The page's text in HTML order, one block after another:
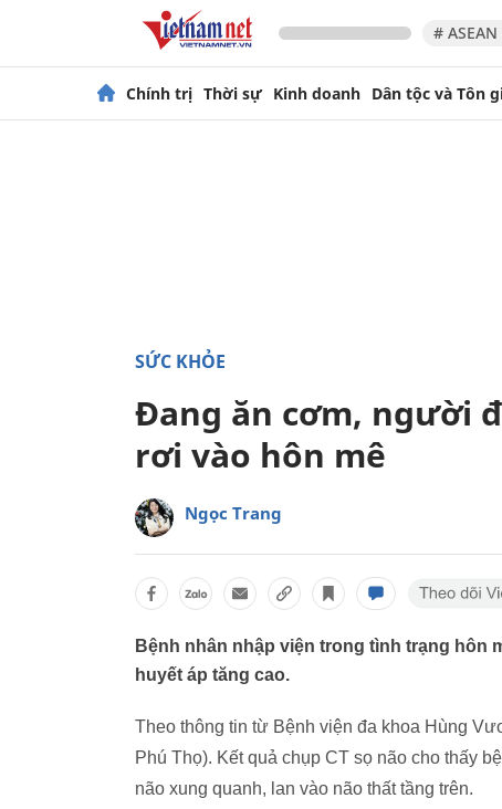
#
Chính trị Thời sự Kinh doanh Dân tộc và Tôn
SỨC KHỎE
Đang ăn cơm, người
rơi vào hôn mê
Ngọc Trang
Bệnh nhân nhập viện trong tình trạng hôn
huyết áp tăng cao.
Theo thông tin từ Bệnh viện đa khoa Hùng
Phú Thọ). Kết quả chụp CT sọ não cho thấy
não xung quanh, lan vào não thất tầng trên.